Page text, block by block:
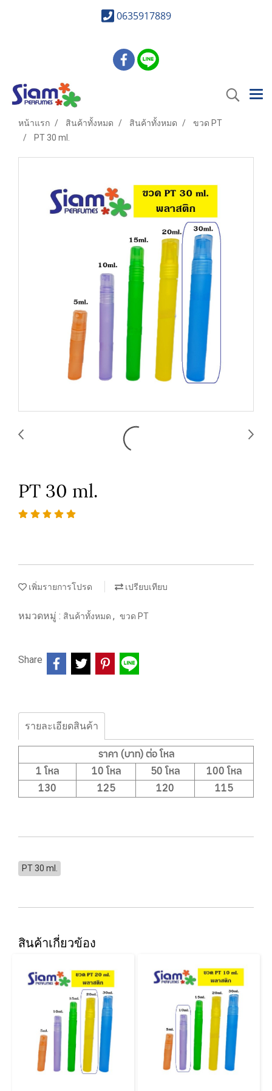
0635917889
หน้าแรก สินค้าทั้งหมด สินค้าทั้งหมด
ขวด PT
PT 30 ml.
PT 30 ml.
เพิ่มรายการโปรด เปรียบเทียบ
หมวดหมู่ : สินค้าทั้งหมด , ขวด PT
Share
รายละเอียดสินค้า
ราคา (บาท) ต่อ โหล
1 โหล
10 โหล 50 โหล
100 โหล
130
125 120 115
PT 30 ml.
สินค้าเกี่ยวข้อง